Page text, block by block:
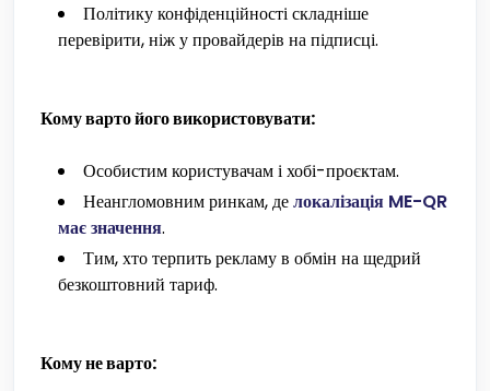
Політику конфіденційності складніше
перевірити, ніж у провайдерів на підписці.
Кому варто його використовувати:
Особистим користувачам і хобі-проєктам.
Неангломовним ринкам, делокалізація ME-QR
має значення.
Тим, хто терпить рекламу в обмін на щедрий
безкоштовний тариф.
Кому не варто: